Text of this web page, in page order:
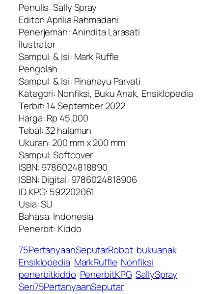
Penulis: Sally Spray
Editor: Aprilia Rahmadani
Penerjemah: Anindita Larasati
Ilustrator
Sampul: & Isi: Mark Ruffle
Pengolah
Sampul: & Isi: Pinahayu Parvati
Kategori: Nonfiksi, Buku Anak, Ensiklopedia
Terbit: 14 September 2022
Harga: Rp 45.000
Tebal: 32 halaman
Ukuran: 200 mm x 200 mm
Sampul: Softcover
ISBN: 9786024818890
ISBN: Digital: 9786024818906
ID KPG: 592202061
Usia: SU
Bahasa: Indonesia
Penerbit: Kiddo
75PertanyaanSeputarRobot bukuanak
Ensiklopedia MarkRuffle Nonfiksi
penerbitkiddo PenerbitKPG SallySpray
Seri75PertanyaanSeputar